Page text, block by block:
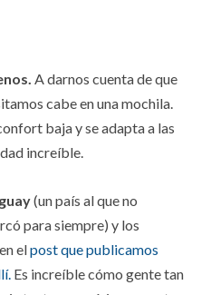
A darnos cuenta de que
cabe en una mochila.
baja y se adapta a las
increíble.
(un país al que no
para siempre) y los
elpost que publicamos
Es increíble cómo gente tan